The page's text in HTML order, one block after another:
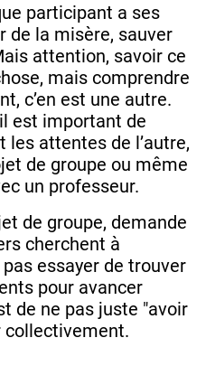
participant a ses
de la misère, sauver
attention, savoir ce
mais comprendre
c’en est une autre.
est important de
les attentes de l’autre,
de groupe ou même
un professeur.
de groupe, demande
cherchent à
essayer de trouver
pour avancer
de ne pas juste "avoir
collectivement.